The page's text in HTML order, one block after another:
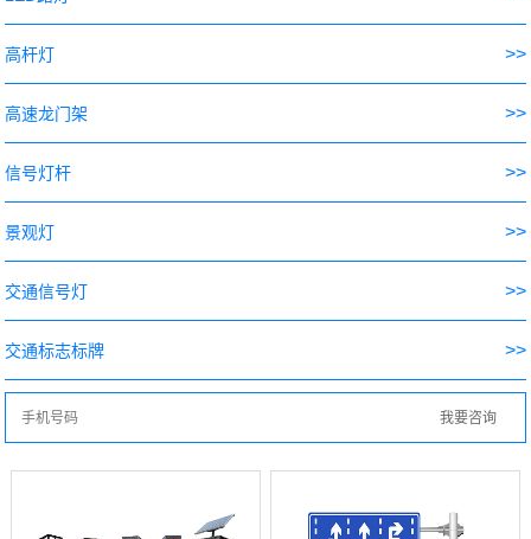
高杆灯 >>
高速龙门架 >>
信号灯杆 >>
景观灯 >>
交通信号灯 >>
交通标志标牌 >>